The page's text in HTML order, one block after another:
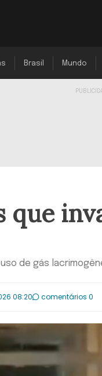
Brasil Mundo
que
de gás
08:20 comentários 0